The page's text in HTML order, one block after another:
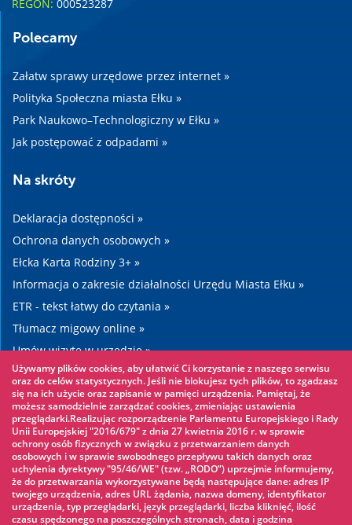
REGON: 000523287
Polecamy
Załatw sprawy urzędowe przez internet »
Polityka Społeczna miasta Ełku »
Park Naukowo–Technologiczny w Ełku »
Jak postępować z odpadami »
Na skróty
Deklaracja dostępności »
Ochrona danych osobowych »
Ełcka Karta Rodziny 3+ »
Informacja o zakresie działalności Urzędu Miasta Ełku »
ETR - tekst łatwy do czytania »
Tłumacz migowy online »
Umów wizytę w urzędzie »
Drogi »
Warto zobaczyć
Park linowy »
Park Wodny »
Lodowisko »
KINOECK »
Używamy plików cookies, aby ułatwić Ci korzystanie z naszego serwisu
oraz do celów statystycznych. Jeśli nie blokujesz tych plików, to zgadzasz
się na ich użycie oraz zapisanie w pamięci urządzenia. Pamiętaj, że
możesz samodzielnie zarządzać cookies, zmieniając ustawienia
przeglądarki.Realizując rozporządzenie Parlamentu Europejskiego i Rady
Unii Europejskiej "2016/679" z dnia 27 kwietnia 2016 r. w sprawie
ochrony osób fizycznych w związku z przetwarzaniem danych
osobowych i w sprawie swobodnego przepływu takich danych oraz
uchylenia dyrektywy "95/46/WE" (tzw. „RODO”) uprzejmie informujemy,
że do przetwarzania wykorzystywane będą następujące dane: adres IP
twojego urządzenia, adres URL żądania, nazwa domeny, identyfikator
urządzenia, typ przeglądarki, język przeglądarki, liczba kliknięć, ilość
czasu spędzonego na poszczególnych stronach, data i godzina